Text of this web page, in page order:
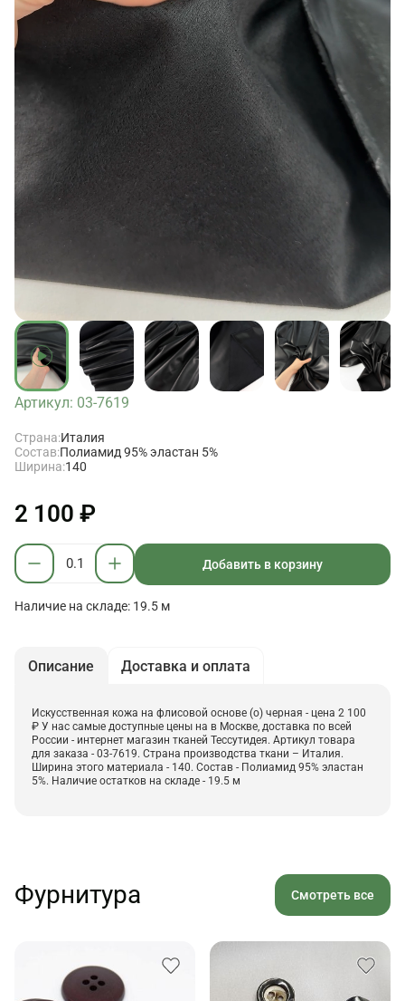
Артикул: 03-7619
Страна:Италия
Состав:Полиамид 95% эластан 5%
Ширина:140
2 100 ₽
Добавить в корзину
Наличие на складе: 19.5 м
Описание Доставка и оплата
Искусственная кожа на флисовой основе (о) черная - цена 2 100
₽ У нас самые доступные цены на в Москве, доставка по всей
России - интернет магазин тканей Тессутидея. Артикул товара
для заказа - 03-7619. Страна производства ткани – Италия.
Ширина этого материала - 140. Состав - Полиамид 95% эластан
5%. Наличие остатков на складе - 19.5 м
Фурнитура Смотреть все